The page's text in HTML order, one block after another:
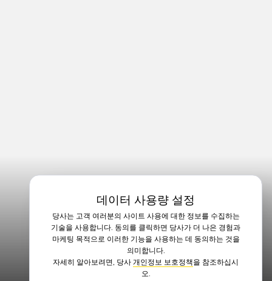
데이터 사용량 설정
당사는 고객 여러분의 사이트 사용에 대한 정보를 수집하는
기술을 사용합니다. 동의를 클릭하면 당사가 더 나은 경험과
마케팅 목적으로 이러한 기능을 사용하는 데 동의하는 것을
의미합니다.
자세히 알아보려면, 당사 개인정보 보호정책을 참조하십시
오.